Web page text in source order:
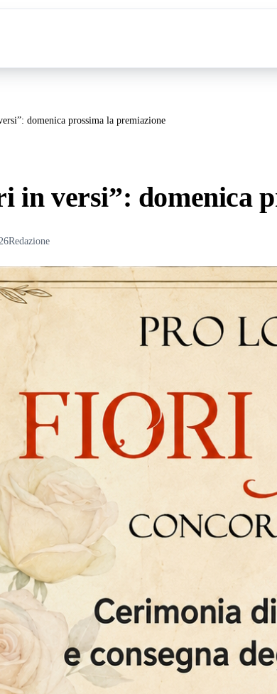
domenica prossima la premiazione
in versi”: domenica
Redazione